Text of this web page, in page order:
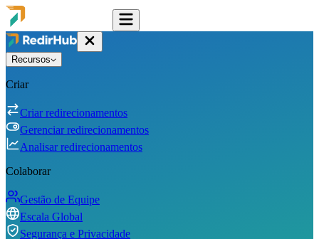
Recursos
Criar
Criar redirecionamentos
Gerenciar redirecionamentos
Analisar redirecionamentos
Colaborar
Gestão de Equipe
Escala Global
Segurança e Privacidade